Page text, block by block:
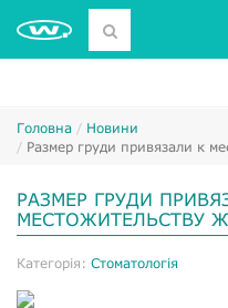
Головна
Новини
Размер груди привязали к
РАЗМЕР ГРУДИ
МЕСТОЖИТЕЛЬСТВУ
Категорія: Стоматологія